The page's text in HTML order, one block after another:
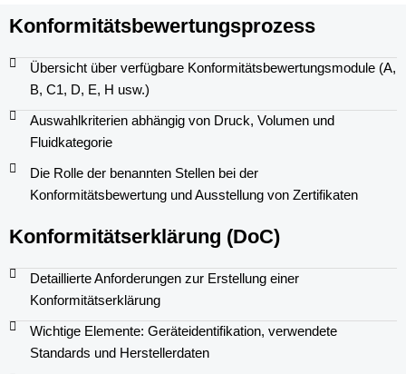
Konformitätsbewertungsprozess
Übersicht über verfügbare Konformitätsbewertungsmodule (A,
B, C1, D, E, H usw.)
Auswahlkriterien abhängig von Druck, Volumen und
Fluidkategorie
Die Rolle der benannten Stellen bei der
Konformitätsbewertung und Ausstellung von Zertifikaten
Konformitätserklärung (DoC)
Detaillierte Anforderungen zur Erstellung einer
Konformitätserklärung
Wichtige Elemente: Geräteidentifikation, verwendete
Standards und Herstellerdaten